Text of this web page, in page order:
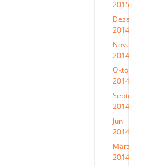
2015
Dezember
2014
November
2014
Oktober
2014
September
2014
Juni
2014
März
2014